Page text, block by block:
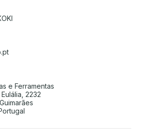
e Ferramentas
2232